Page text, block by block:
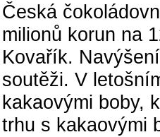
Česká
milionů korun na
Kovařík.
soutěži. V
kakaovými boby,
trhu s kakaovými